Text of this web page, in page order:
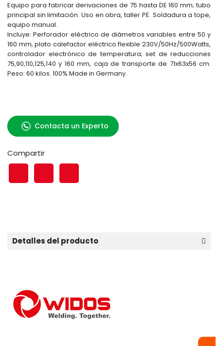
Equipo para fabricar derivaciones de 75 hasta DE 160 mm; tubo
principal sin limitación. Uso en obra, taller PE. Soldadura a tope,
equipo manual.
Incluye: Perforador eléctrico de diámetros variables entre 50 y
160 mm, plato calefactor eléctrico flexible 230V/50Hz/500Watts,
controlador electrónico de temperatura; set de reducciones
75,90,110,125,140 y 160 mm, caja de transporte de 71x63x56 cm.
Peso: 60 kilos. 100% Made in Germany.
Contacta un Experto
Compartir
Detalles del producto